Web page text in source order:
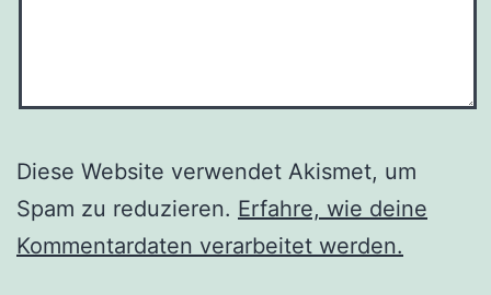
Diese Website verwendet Akismet, um
Spam zu reduzieren. Erfahre, wie deine
Kommentardaten verarbeitet werden.